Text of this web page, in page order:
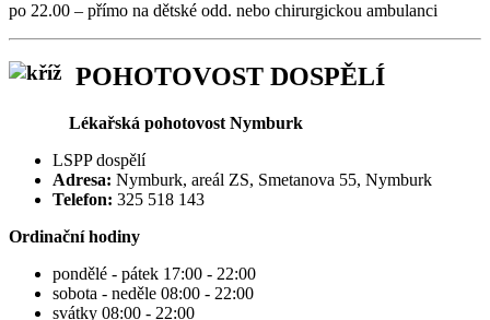
po 22.00 – přímo na dětské odd. nebo chirurgickou ambulanci
POHOTOVOST DOSPĚLÍ
Lékařská pohotovost Nymburk
LSPP dospělí
Adresa: Nymburk, areál ZS, Smetanova 55, Nymburk
Telefon: 325 518 143
Ordinační hodiny
pondělé - pátek 17:00 - 22:00
sobota - neděle 08:00 - 22:00
svátky 08:00 - 22:00